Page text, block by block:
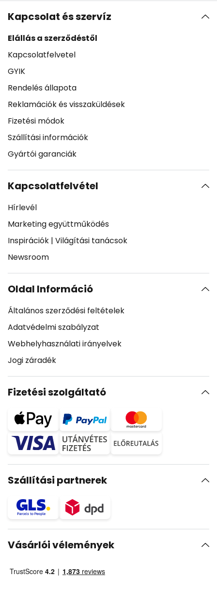
Kapcsolat és szervíz
Elállás a szerződéstől
Kapcsolatfelvetel
GYIK
Rendelés állapota
Reklamációk és visszaküldések
Fizetési módok
Szállítási információk
Gyártói garanciák
Kapcsolatfelvétel
Hírlevél
Marketing együttműködés
Inspirációk | Világítási tanácsok
Newsroom
Oldal Információ
Általános szerződési feltételek
Adatvédelmi szabályzat
Webhelyhasználati irányelvek
Jogi záradék
Fizetési szolgáltató
Szállítási partnerek
Vásárlói vélemények